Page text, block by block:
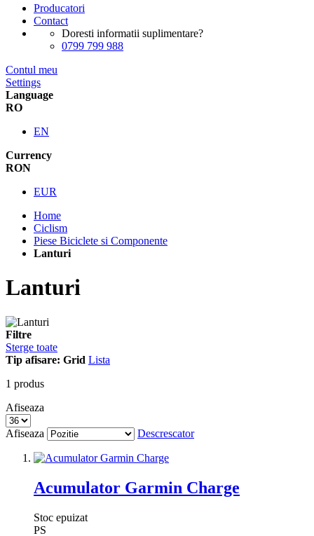
Producatori
Contact
Doresti informatii suplimentare?
0799 799 988
Contul meu
Settings
Language
RO
EN
Currency
RON
EUR
Home
Ciclism
Piese Biciclete si Componente
Lanturi
Lanturi
Filtre
Sterge toate
Tip afisare: Grid Lista
1 produs
Afiseaza
Afiseaza Descrescator
Acumulator Garmin Charge
Stoc epuizat
PS